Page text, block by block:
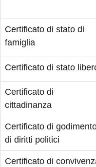
Certificato di stato di
famiglia
Certificato di stato
Certificato di
cittadinanza
Certificato di
di diritti politici
Certificato di